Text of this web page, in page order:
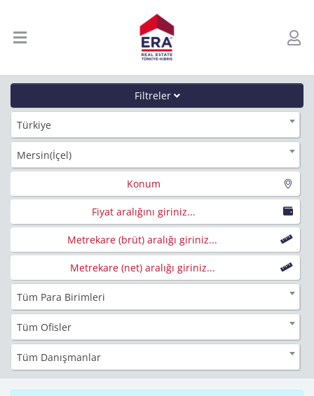
Filtreler
Türkiye
Mersin(İçel)
Konum
Fiyat aralığını giriniz...
Metrekare (brüt) aralığı giriniz...
Metrekare (net) aralığı giriniz...
Tüm Para Birimleri
Tüm Ofisler
Tüm Danışmanlar